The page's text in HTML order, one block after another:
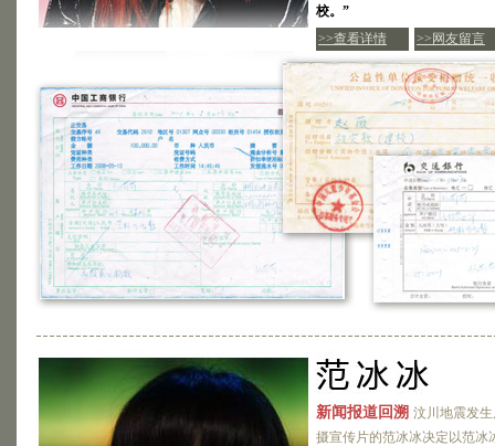
校。”
>>查看详情
>>网友留言
新闻报道回溯 汶川地震发
摄宣传片的范冰冰决定以范冰